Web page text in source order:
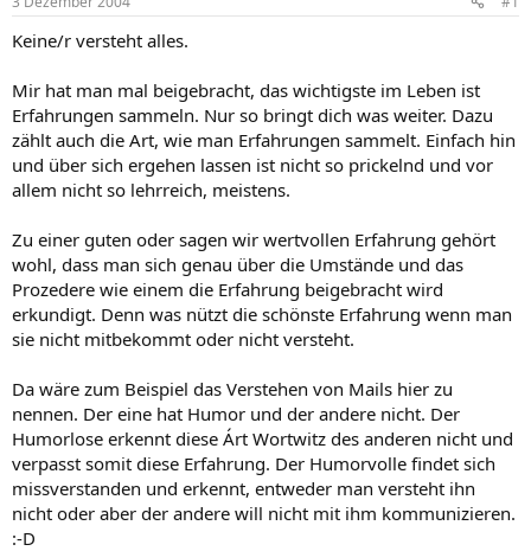
e
r
t
a
Keine/r versteht alles.
Mir hat man mal beigebracht, das wichtigste im Leben ist
Erfahrungen sammeln. Nur so bringt dich was weiter. Dazu
zählt auch die Art, wie man Erfahrungen sammelt. Einfach hin
und über sich ergehen lassen ist nicht so prickelnd und vor
allem nicht so lehrreich, meistens.
Zu einer guten oder sagen wir wertvollen Erfahrung gehört
wohl, dass man sich genau über die Umstände und das
Prozedere wie einem die Erfahrung beigebracht wird
erkundigt. Denn was nützt die schönste Erfahrung wenn man
sie nicht mitbekommt oder nicht versteht.
Da wäre zum Beispiel das Verstehen von Mails hier zu
nennen. Der eine hat Humor und der andere nicht. Der
Humorlose erkennt diese Árt Wortwitz des anderen nicht und
verpasst somit diese Erfahrung. Der Humorvolle findet sich
missverstanden und erkennt, entweder man versteht ihn
nicht oder aber der andere will nicht mit ihm kommunizieren.
:-D